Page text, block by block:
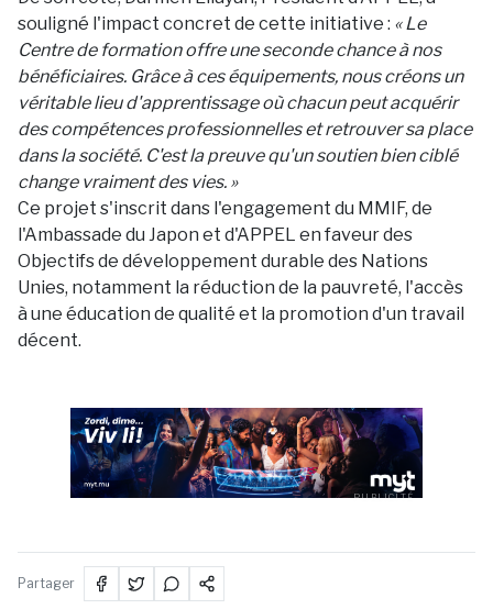
souligné l'impact concret de cette initiative : « Le
Centre de formation offre une seconde chance à nos
bénéficiaires. Grâce à ces équipements, nous créons un
véritable lieu d'apprentissage où chacun peut acquérir
des compétences professionnelles et retrouver sa place
dans la société. C'est la preuve qu'un soutien bien ciblé
change vraiment des vies. »
Ce projet s'inscrit dans l'engagement du MMIF, de
l'Ambassade du Japon et d'APPEL en faveur des
Objectifs de développement durable des Nations
Unies, notamment la réduction de la pauvreté, l'accès
à une éducation de qualité et la promotion d'un travail
décent.
PUBLICITÉ
Partager